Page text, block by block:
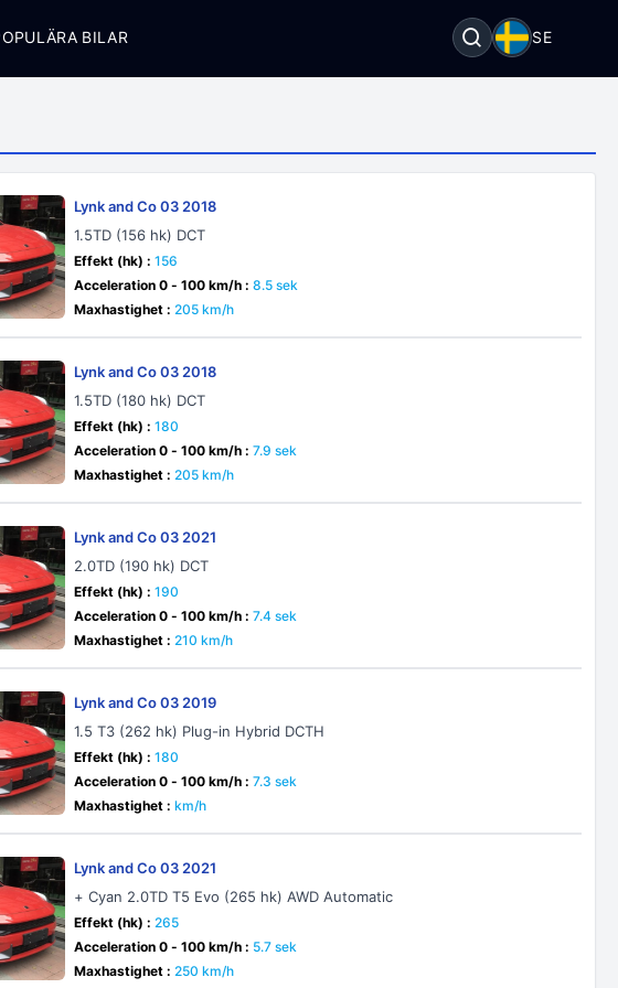
BILAR SE
Lynk and Co 03 2018
1.5TD (156 hk) DCT
Effekt (hk) : 156
Acceleration 0 - 100 km/h : 8.5 sek
Maxhastighet : 205 km/h
Lynk and Co 03 2018
1.5TD (180 hk) DCT
Effekt (hk) : 180
Acceleration 0 - 100 km/h : 7.9 sek
Maxhastighet : 205 km/h
Lynk and Co 03 2021
2.0TD (190 hk) DCT
Effekt (hk) : 190
Acceleration 0 - 100 km/h : 7.4 sek
Maxhastighet : 210 km/h
Lynk and Co 03 2019
1.5 T3 (262 hk) Plug-in Hybrid DCTH
Effekt (hk) : 180
Acceleration 0 - 100 km/h : 7.3 sek
Maxhastighet : km/h
Lynk and Co 03 2021
+ Cyan 2.0TD T5 Evo (265 hk) AWD Automatic
Effekt (hk) : 265
Acceleration 0 - 100 km/h : 5.7 sek
Maxhastighet : 250 km/h